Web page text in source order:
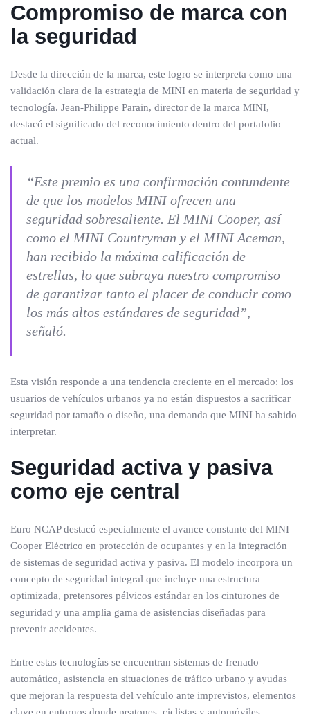
Compromiso de marca con
la seguridad
Desde la dirección de la marca, este logro se interpreta como una
validación clara de la estrategia de MINI en materia de seguridad y
tecnología. Jean-Philippe Parain, director de la marca MINI,
destacó el significado del reconocimiento dentro del portafolio
actual.
“Este premio es una confirmación contundente
de que los modelos MINI ofrecen una
seguridad sobresaliente. El MINI Cooper, así
como el MINI Countryman y el MINI Aceman,
han recibido la máxima calificación de
estrellas, lo que subraya nuestro compromiso
de garantizar tanto el placer de conducir como
los más altos estándares de seguridad”,
señaló.
Esta visión responde a una tendencia creciente en el mercado: los
usuarios de vehículos urbanos ya no están dispuestos a sacrificar
seguridad por tamaño o diseño, una demanda que MINI ha sabido
interpretar.
Seguridad activa y pasiva
como eje central
Euro NCAP destacó especialmente el avance constante del MINI
Cooper Eléctrico en protección de ocupantes y en la integración
de sistemas de seguridad activa y pasiva. El modelo incorpora un
concepto de seguridad integral que incluye una estructura
optimizada, pretensores pélvicos estándar en los cinturones de
seguridad y una amplia gama de asistencias diseñadas para
prevenir accidentes.
Entre estas tecnologías se encuentran sistemas de frenado
automático, asistencia en situaciones de tráfico urbano y ayudas
que mejoran la respuesta del vehículo ante imprevistos, elementos
clave en entornos donde peatones, ciclistas y automóviles